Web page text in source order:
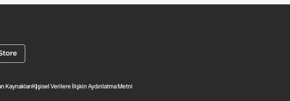
KaynaklarıKişisel Verilere İlişkin Aydınlatma Metni